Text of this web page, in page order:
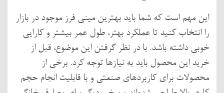
این مهم است که شما باید بهترین مینی فرز موجود در بازار
را انتخاب کنید تا عملکرد بهتر، طول عمر بیشتر و کارایی
خوبی داشته باشد. با در نظر گرفتن این موضوع، قبل از
خرید این محصول باید به نیازها توجه کرد. برخی از
محصولات برای کاربردهای صنعتی و با قابلیت انجام حجم